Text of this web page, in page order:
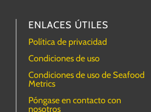
ENLACES ÚTILES
Política de privacidad
Condiciones de uso
Condiciones de uso de Seafood
Metrics
Póngase en contacto con
nosotros